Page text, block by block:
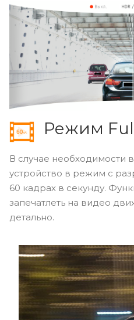
Режим
В случае необходимости
устройство в режим с
60 кадрах в секунду.
запечатлеть на видео
детально.